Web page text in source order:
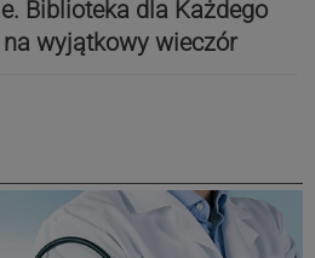
Biblioteka dla Każdego
wyjątkowy wieczór